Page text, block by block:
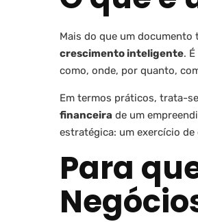
Mais do que um documento
crescimento inteligente.
como, onde, por quanto,
Em termos práticos, trata-
financeira de um
estratégica: um exercício de
Para